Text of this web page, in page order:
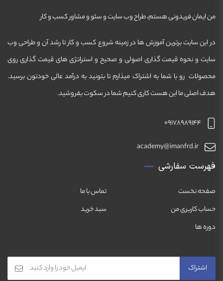
من ایمان فریدونی هستم، طراح وب سایت و سئو و مشاور کسب و کار
در این سایت برترین آموزش ها در زمینه شروع کسب و کار تا رشد آن و طراحی وب
سایت و نحوه قیمت گذاری اصولی و صحیح و استراتژی های قیمت گذاری روی
محصولات رو با شما به اشتراک میذارم تا بتونید به درآمد عالی خودتون برسید.
هدف اصلی ما این هست کاری کنیم شما در سکوت بفروشید.
09178989144
academy@imanfrd.ir
فهرست سفارشی
صفحه نخست
تماس با ما
حساب کاربری من
سبد خرید
دوره ها